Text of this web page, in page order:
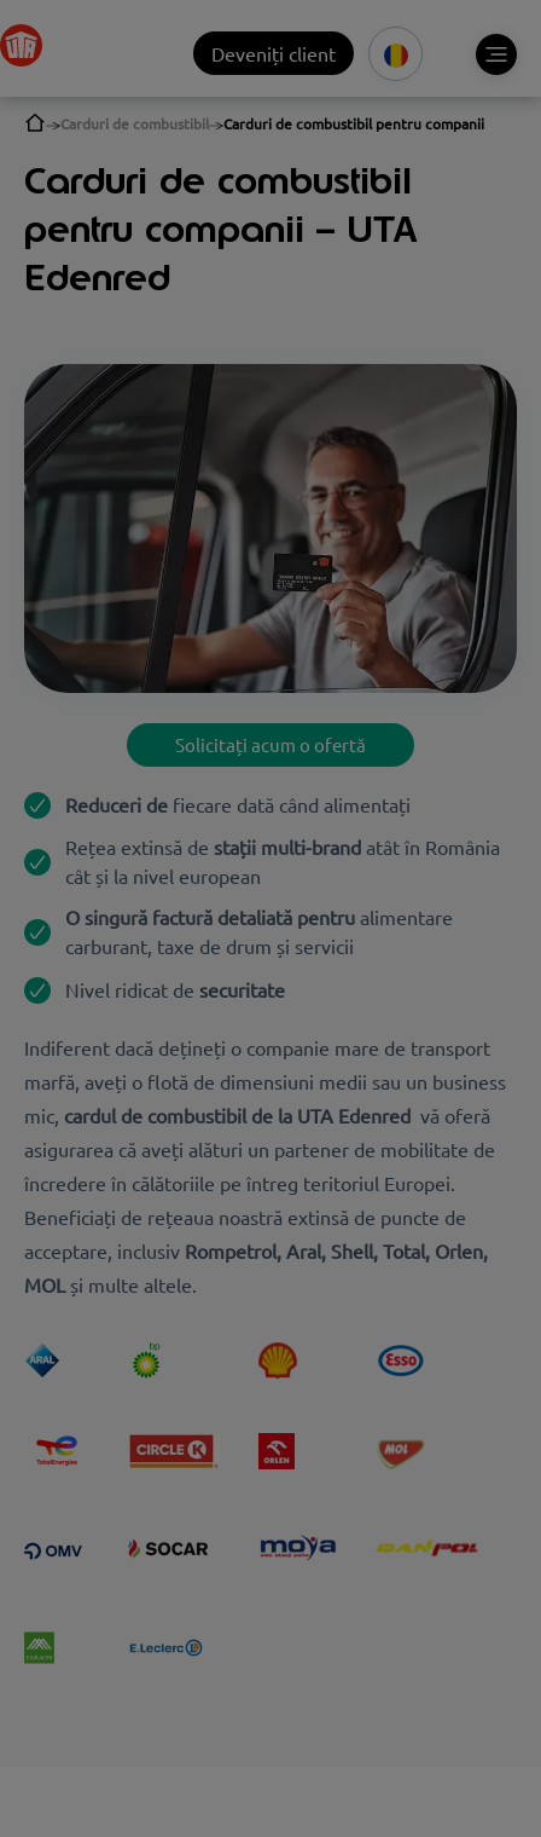
Deveniți client
Carduri de combustibil Carduri de combustibil pentru companii
Carduri de combustibil
pentru companii – UTA
Edenred
Solicitați acum o ofertă
Reduceri de fiecare dată când alimentați
Rețea extinsă de stații multi-brand atât în România
cât și la nivel european
O singură factură detaliată pentru alimentare
carburant, taxe de drum și servicii
Nivel ridicat de securitate
Indiferent dacă dețineți o companie mare de transport
marfă, aveți o flotă de dimensiuni medii sau un business
mic, cardul de combustibil de la UTA Edenred vă oferă
asigurarea că aveți alături un partener de mobilitate de
încredere în călătoriile pe întreg teritoriul Europei.
Beneficiați de rețeaua noastră extinsă de puncte de
acceptare, inclusiv Rompetrol, Aral, Shell, Total, Orlen,
MOLși multe altele.